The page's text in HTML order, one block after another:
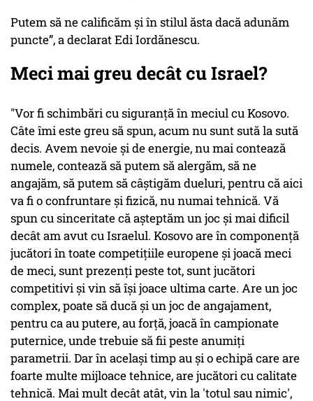
Putem să ne calificăm și în stilul ăsta dacă adunăm
puncte”, a declarat Edi Iordănescu.
Meci mai greu decât cu Israel?
"Vor fi schimbări cu siguranţă în meciul cu Kosovo.
Câte îmi este greu să spun, acum nu sunt sută la sută
decis. Avem nevoie şi de energie, nu mai contează
numele, contează să putem să alergăm, să ne
angajăm, să putem să câştigăm dueluri, pentru că aici
va fi o confruntare şi fizică, nu numai tehnică. Vă
spun cu sinceritate că aşteptăm un joc şi mai dificil
decât am avut cu Israelul. Kosovo are în componenţă
jucători în toate competiţiile europene şi joacă meci
de meci, sunt prezenţi peste tot, sunt jucători
competitivi şi vin să îşi joace ultima carte. Are un joc
complex, poate să ducă şi un joc de angajament,
pentru ca au putere, au forţă, joacă în campionate
puternice, unde trebuie să fii peste anumiţi
parametrii. Dar în acelaşi timp au şi o echipă care are
foarte multe mijloace tehnice, are jucători cu calitate
tehnică. Mai mult decât atât, vin la 'totul sau nimic',